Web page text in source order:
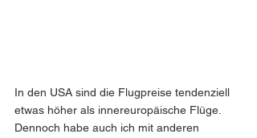
In den USA sind die Flugpreise tendenziell
etwas höher als innereuropäische Flüge.
Dennoch habe auch ich mit anderen